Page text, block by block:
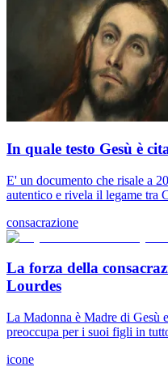
In quale testo Gesù è
E' un documento che risale a
autentico e rivela il legame tra
consacrazione
La forza della
Lourdes
La Madonna è Madre di Gesù
preoccupa per i suoi figli in
icone